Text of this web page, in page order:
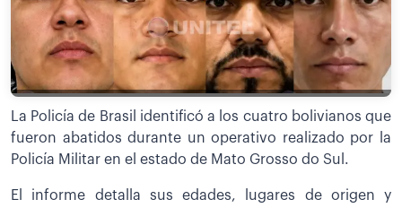
La Policía de Brasil identificó a los cuatro bolivianos que
fueron abatidos durante un operativo realizado por la
Policía Militar en el estado de Mato Grosso do Sul.
El informe detalla sus edades, lugares de origen y